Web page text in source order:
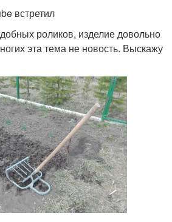
встретил
роликов, изделие довольно
эта тема не новость. Выскажу